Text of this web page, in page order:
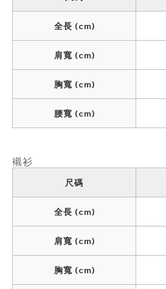
全長 (cm)
肩寬 (cm)
胸寬 (cm)
腰寬 (cm)
襯衫
尺碼
全長 (cm)
肩寬 (cm)
胸寬 (cm)